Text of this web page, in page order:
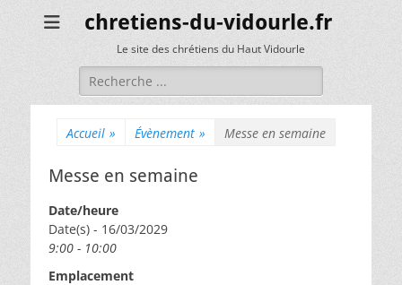
chretiens-du-vidourle.fr
Le site des chrétiens du Haut Vidourle
Rechercher :
Accueil » Évènement » Messe en semaine
Messe en semaine
Date/heure
Date(s) - 16/03/2029
9:00 - 10:00
Emplacement